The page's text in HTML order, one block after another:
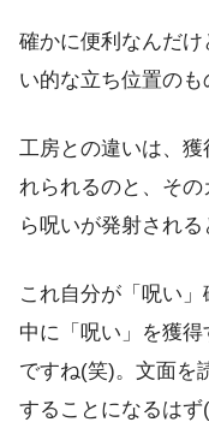
確かに便利なんだ
い的な立ち位置のも
工房との違いは、
れられるのと、そ
ら呪いが発射される
これ自分が「呪い
中に「呪い」を獲
ですね(笑)。文面を
することになるは